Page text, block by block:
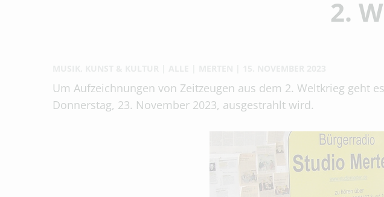
2.
Um Aufzeichnungen von Zeitzeugen aus dem 2. Weltkrieg geht
Donnerstag, 23. November 2023, ausgestrahlt wird.